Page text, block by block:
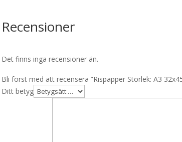
Recensioner
Det finns inga recensioner än.
Bli först med att recensera ”Rispapper Storlek: A3
Ditt betyg